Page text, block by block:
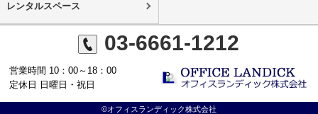
レンタルスペース
03-6661-1212
営業時間 10：00～18：00
定休日 日曜日・祝日
©オフィスランディック株式会社